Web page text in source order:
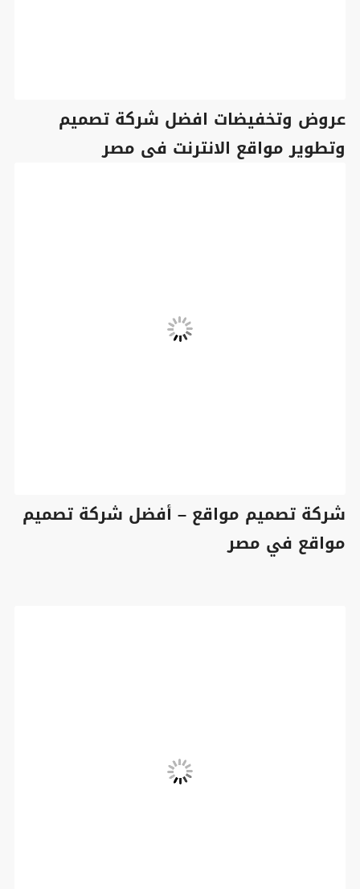
عروض وتخفيضات افضل شركة تصميم
وتطوير مواقع الانترنت فى مصر
شركة تصميم مواقع – أفضل شركة تصميم
مواقع في مصر